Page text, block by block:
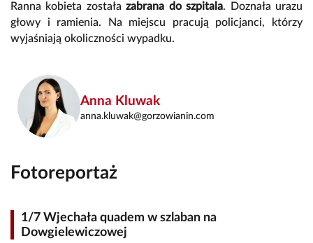
Ranna kobieta zostałazabrana do szpitala. Doznała urazu
głowy i ramienia. Na miejscu pracują policjanci, którzy
wyjaśniają okoliczności wypadku.
Anna Kluwak
anna.kluwak@gorzowianin.com
Fotoreportaż
1/7 Wjechała quadem w szlaban na
Dowgielewiczowej